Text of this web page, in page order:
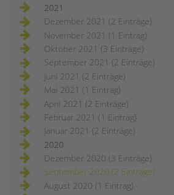
2021
Dezember 2021 (2 Einträge)
November 2021 (1 Eintrag)
Oktober 2021 (3 Einträge)
September 2021 (2 Einträge)
Juni 2021 (2 Einträge)
Mai 2021 (1 Eintrag)
April 2021 (2 Einträge)
Februar 2021 (1 Eintrag)
Januar 2021 (2 Einträge)
2020
Dezember 2020 (3 Einträge)
September 2020 (2 Einträge)
August 2020 (1 Eintrag)